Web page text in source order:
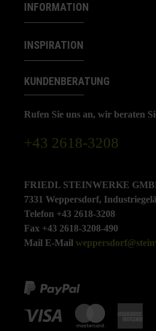
INFORMATION
INSPIRATION
KUNDENBERATUNG
Rufen Sie uns an, wir beraten
+43 2618-3208
FRIEDL STEINWERKE
7331 Weppersdorf,
Telefon +43 2618-3208
Fax +43 2618-3208-490
Mail E-Mail